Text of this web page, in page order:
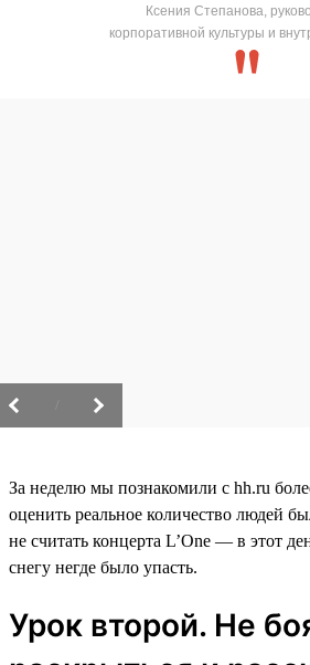
Ксения Степанова,
корпоративной культуры и
За неделю мы познакомили с hh.ru
оценить реальное количество людей
не считать концерта L’One — в этот
снегу негде было упасть.
Урок второй. Не